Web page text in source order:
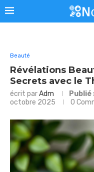
Beauté
Révélations
Secrets avec le
écrit parAdm Publié
octobre 2025
0